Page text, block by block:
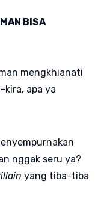
BISA
mengkhianati
kira, apa ya
nggak seru ya?
yang tiba-tiba